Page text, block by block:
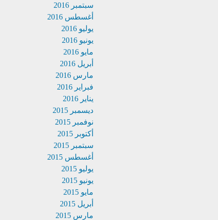
سبتمبر 2016
أغسطس 2016
يوليو 2016
يونيو 2016
مايو 2016
أبريل 2016
مارس 2016
فبراير 2016
يناير 2016
ديسمبر 2015
نوفمبر 2015
أكتوبر 2015
سبتمبر 2015
أغسطس 2015
يوليو 2015
يونيو 2015
مايو 2015
أبريل 2015
مارس 2015